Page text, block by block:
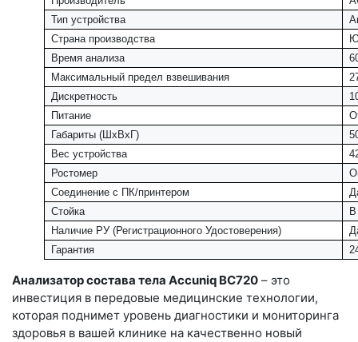
Тип устройства
Страна производства
Время анализа
Максимальный предел взвешивания
Дискретность
Питание
Габариты (ШхВхГ)
Вес устройства
Ростомер
Соединение с ПК/принтером
Стойка
Наличие РУ (Регистрационного Удостоверения)
Гарантия
Анализатор состава тела Accuniq BC720 – это
инвестиция в передовые медицинские технологии,
которая поднимет уровень диагностики и мониторинга
здоровья в вашей клинике на качественно новый